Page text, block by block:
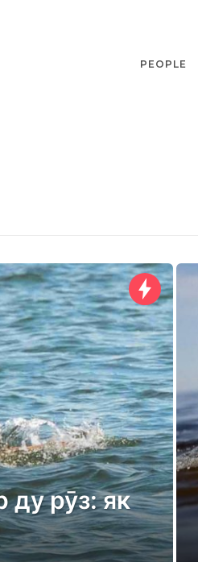
PEOPLE
ду рӯз: як